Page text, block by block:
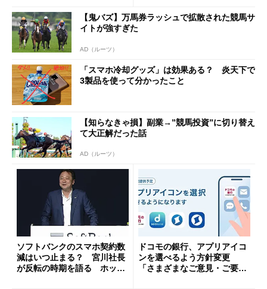
【鬼バズ】万馬券ラッシュで拡散された競馬サ
イトが強すぎた
AD（ルーツ）
「スマホ冷却グッズ」は効果ある？ 炎天下で
3製品を使って分かったこと
【知らなきゃ損】副業→”競馬投資”に切り替え
て大正解だった話
AD（ルーツ）
ソフトバンクのスマホ契約数
減はいつ止まる？ 宮川社長
が反転の時期を語る ホッピ
ドコモの銀行、アプリアイコ
ンを選べるよう方針変更
「さまざまなご意見・ご要望